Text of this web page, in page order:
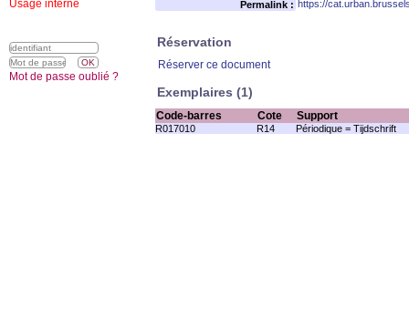
Permalink : https://
Réservation
Réserver ce document
Exemplaires (1)
Code-barres Cote Support
R017010 R14 Périodique = Tijdschrift
Usage interne
Mot de passe oublié ?